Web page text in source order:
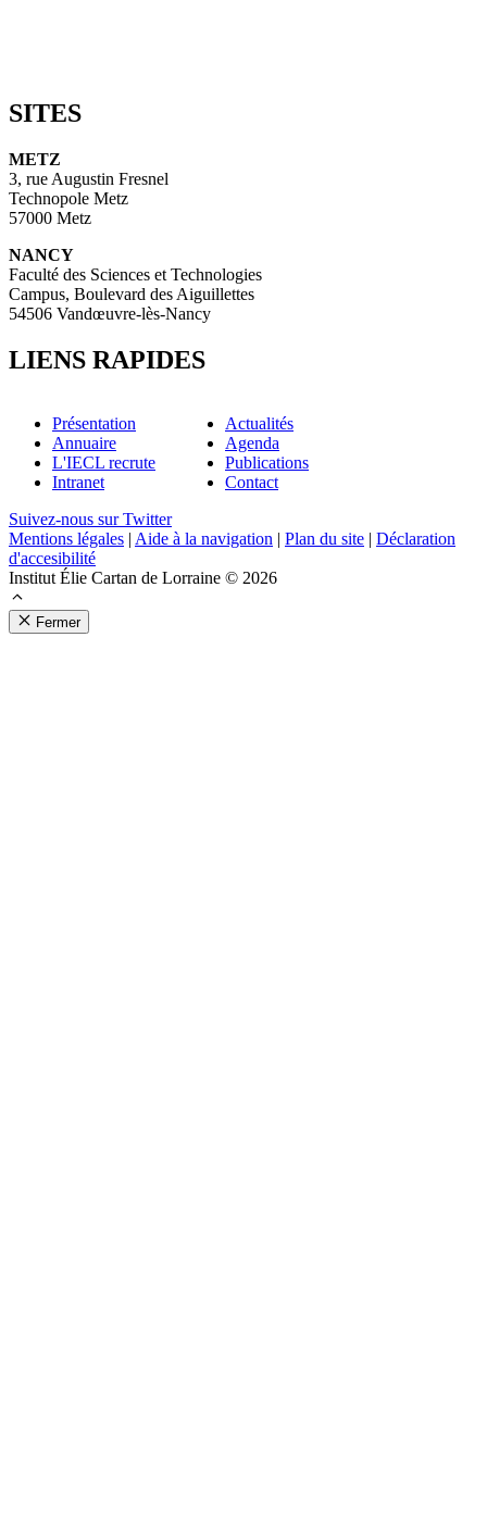
SITES
METZ
3, rue Augustin Fresnel
Technopole Metz
57000 Metz
NANCY
Faculté des Sciences et Technologies
Campus, Boulevard des Aiguillettes
54506 Vandœuvre-lès-Nancy
LIENS RAPIDES
Présentation
Annuaire
L'IECL recrute
Intranet
Actualités
Agenda
Publications
Contact
Suivez-nous sur Twitter
Mentions légales | Aide à la navigation | Plan du site | Déclaration
d'accesibilité
Institut Élie Cartan de Lorraine © 2026
Fermer